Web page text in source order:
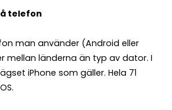
telefon
man använder (Android eller
mellan länderna än typ av dator. I
iPhone som gäller. Hela 71